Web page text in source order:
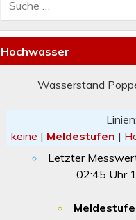
Hochwasser
Wasserstand
Linien:
keine | Meldestufen |
Letzter
02:45 Uhr